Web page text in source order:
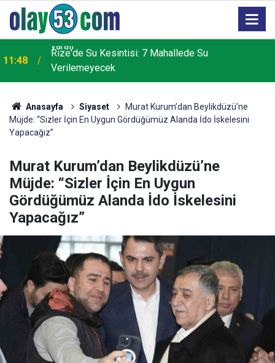
11:48
Rize'de Su Kesintisi: 7 Mahallede Su
Verilemeyecek
Anasayfa Siyaset
Murat Kurum’dan Beylikdüzü’ne
Müjde: “Sizler İçin En Uygun Gördüğümüz Alanda İdo İskelesini
Yapacağız”
Murat Kurum’dan Beylikdüzü’ne
Müjde: “Sizler İçin En Uygun
Gördüğümüz Alanda İdo İskelesini
Yapacağız”